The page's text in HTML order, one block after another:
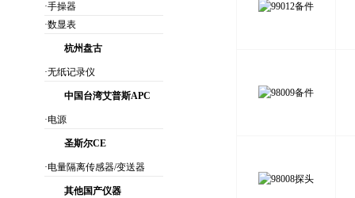
·手操器
·数显表
杭州盘古
·无纸记录仪
中国台湾艾普斯APC
·电源
圣斯尔CE
·电量隔离传感器/变送器
其他国产仪器